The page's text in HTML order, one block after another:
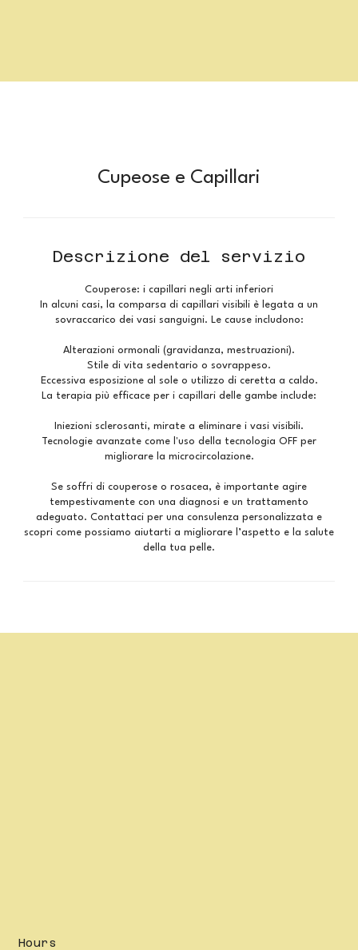
Cupeose e Capillari
Descrizione del servizio
Couperose: i capillari negli arti inferiori
In alcuni casi, la comparsa di capillari visibili è legata a un
sovraccarico dei vasi sanguigni. Le cause includono:
Alterazioni ormonali (gravidanza, mestruazioni).
Stile di vita sedentario o sovrappeso.
Eccessiva esposizione al sole o utilizzo di ceretta a caldo.
La terapia più efficace per i capillari delle gambe include:
Iniezioni sclerosanti, mirate a eliminare i vasi visibili.
Tecnologie avanzate come l'uso della tecnologia OFF per
migliorare la microcircolazione.
Se soffri di couperose o rosacea, è importante agire
tempestivamente con una diagnosi e un trattamento
adeguato. Contattaci per una consulenza personalizzata e
scopri come possiamo aiutarti a migliorare l’aspetto e la salute
della tua pelle.
Hours